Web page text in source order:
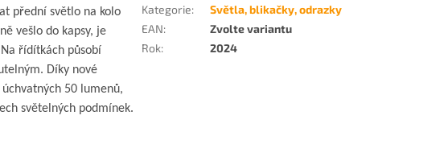
přední světlo na kolo
vešlo do kapsy, je
řídítkách působí
Díky nové
50 lumenů,
světelných podmínek.
Kategorie:
Světla, blikačky, odrazky
EAN:
Zvolte variantu
Rok: 2024